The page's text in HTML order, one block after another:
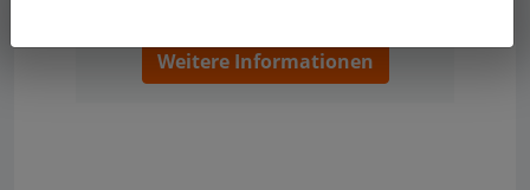
Weitere Informationen